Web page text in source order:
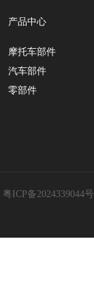
产品中心
摩托车部件
汽车部件
零部件
粤ICP备2024339044号